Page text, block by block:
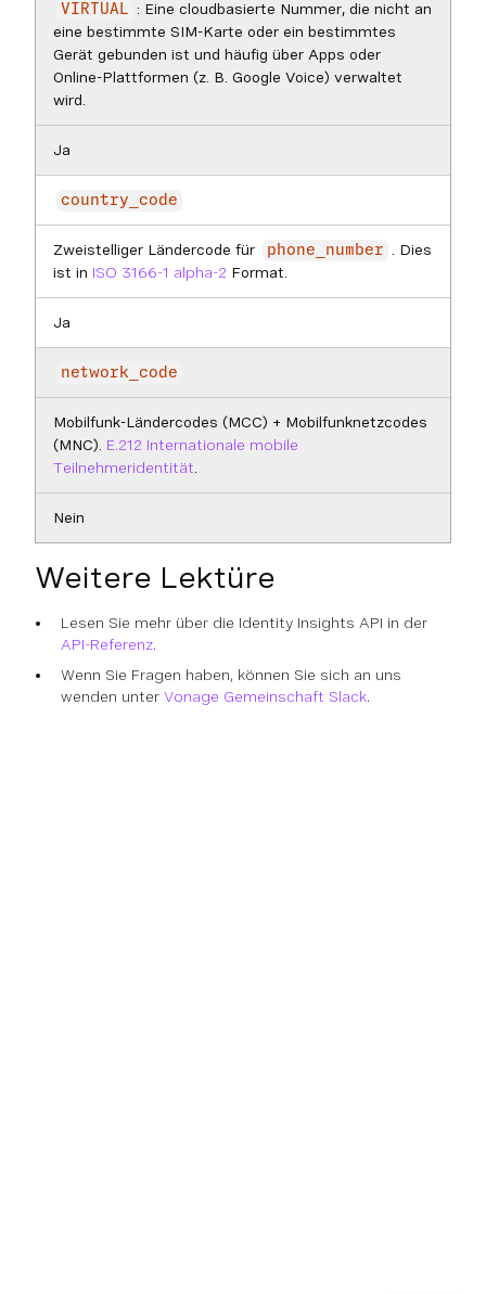
VIRTUAL : Eine cloudbasierte Nummer, die nicht an
eine bestimmte SIM-Karte oder ein bestimmtes
Gerät gebunden ist und häufig über Apps oder
Online-Plattformen (z. B. Google Voice) verwaltet
wird.
Ja
country_code
Zweistelliger Ländercode für phone_number
. Dies
ist in ISO 3166-1 alpha-2 Format.
Ja
network_code
Mobilfunk-Ländercodes (MCC) + Mobilfunknetzcodes
(MNC). E.212 Internationale mobile
Teilnehmeridentität
Nein
Weitere Lektüre
Lesen Sie mehr über die Identity Insights API in der
API-Referenz.
Wenn Sie Fragen haben, können Sie sich an uns
wenden unter Vonage Gemeinschaft Slack.